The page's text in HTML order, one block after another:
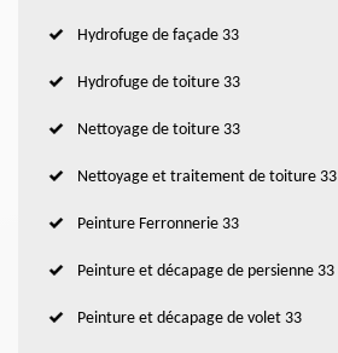
Hydrofuge de façade 33
Hydrofuge de toiture 33
Nettoyage de toiture 33
Nettoyage et traitement de toiture 33
Peinture Ferronnerie 33
Peinture et décapage de persienne 33
Peinture et décapage de volet 33